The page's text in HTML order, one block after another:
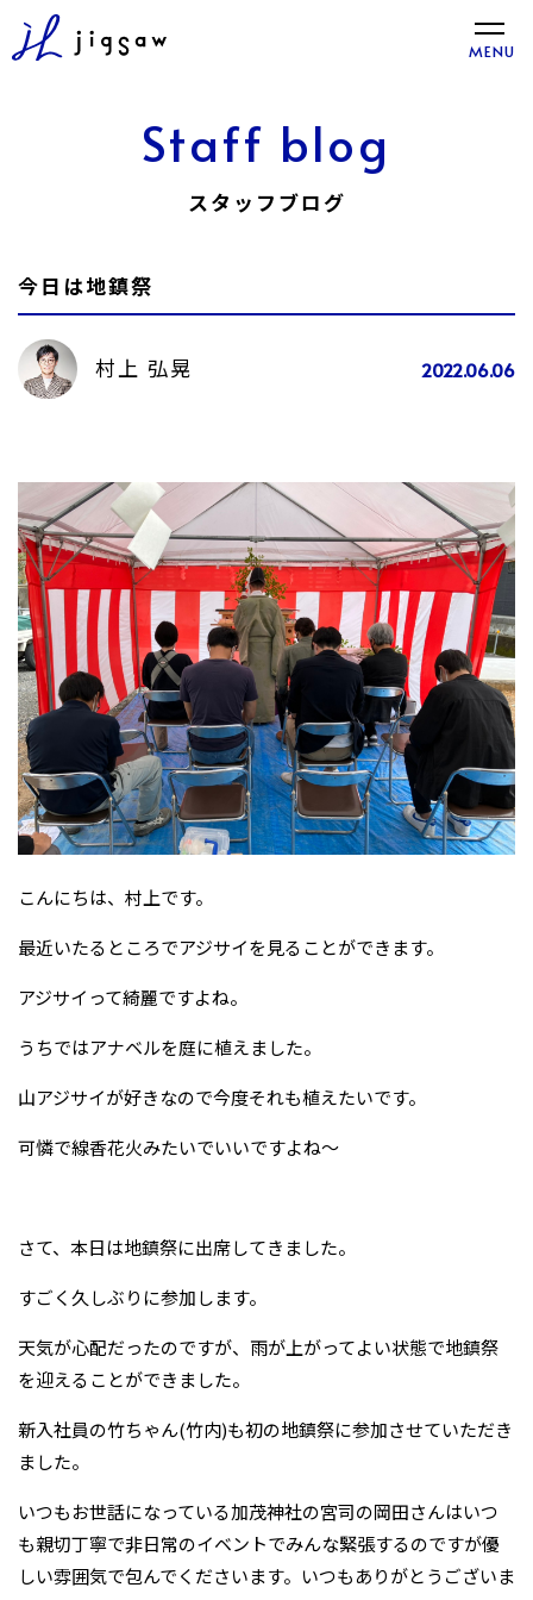
toggle
MENU
Staff blog
スタッフブログ
今日は地鎮祭
村上 弘晃 2022.06.06
こんにちは、村上です。
最近いたるところでアジサイを見ることができます。
アジサイって綺麗ですよね。
うちではアナベルを庭に植えました。
山アジサイが好きなので今度それも植えたいです。
可憐で線香花火みたいでいいですよね～
さて、本日は地鎮祭に出席してきました。
すごく久しぶりに参加します。
天気が心配だったのですが、雨が上がってよい状態で地鎮祭
を迎えることができました。
新入社員の竹ちゃん(竹内)も初の地鎮祭に参加させていただき
ました。
いつもお世話になっている加茂神社の宮司の岡田さんはいつ
も親切丁寧で非日常のイベントでみんな緊張するのですが優
しい雰囲気で包んでくださいます。いつもありがとうございま